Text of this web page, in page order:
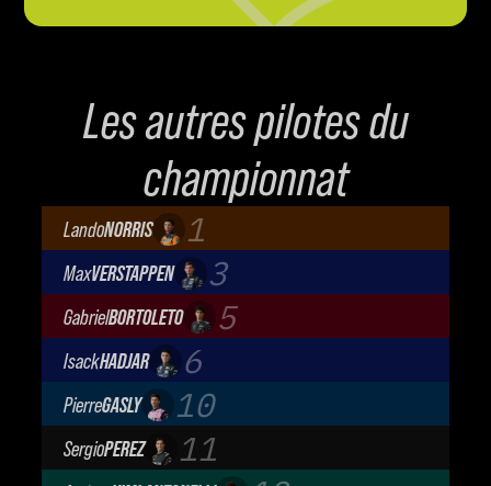
Les autres pilotes du
championnat
LandoNORRIS 1
McLaren Mastercard F1 Team
MaxVERSTAPPEN 3
Oracle Red Bull Racing
GabrielBORTOLETO 5
Audi Revolut F1 Team
IsackHADJAR 6
Oracle Red Bull Racing
PierreGASLY 10
BWT Alpine Formula One Team
SergioPEREZ 11
Cadillac Formula 1 Team